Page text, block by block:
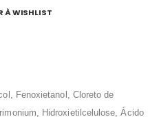
À WISHLIST
Fenoxietanol, Cloreto de
Hidroxietilcelulose, Ácido